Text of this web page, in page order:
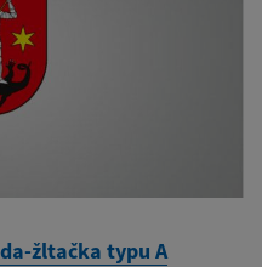
žltačka typu A